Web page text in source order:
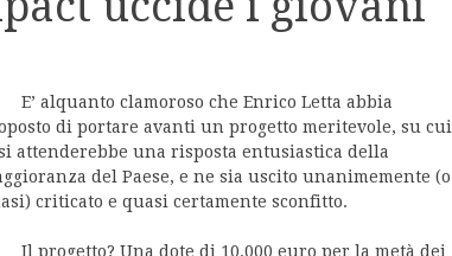
alquanto clamoroso che Enrico Letta abbia
di portare avanti un progetto meritevole, su cui
attenderebbe una risposta entusiastica della
del Paese, e ne sia uscito unanimemente (o
criticato e quasi certamente sconfitto.
progetto? Una dote di 10.000 euro per la metà dei